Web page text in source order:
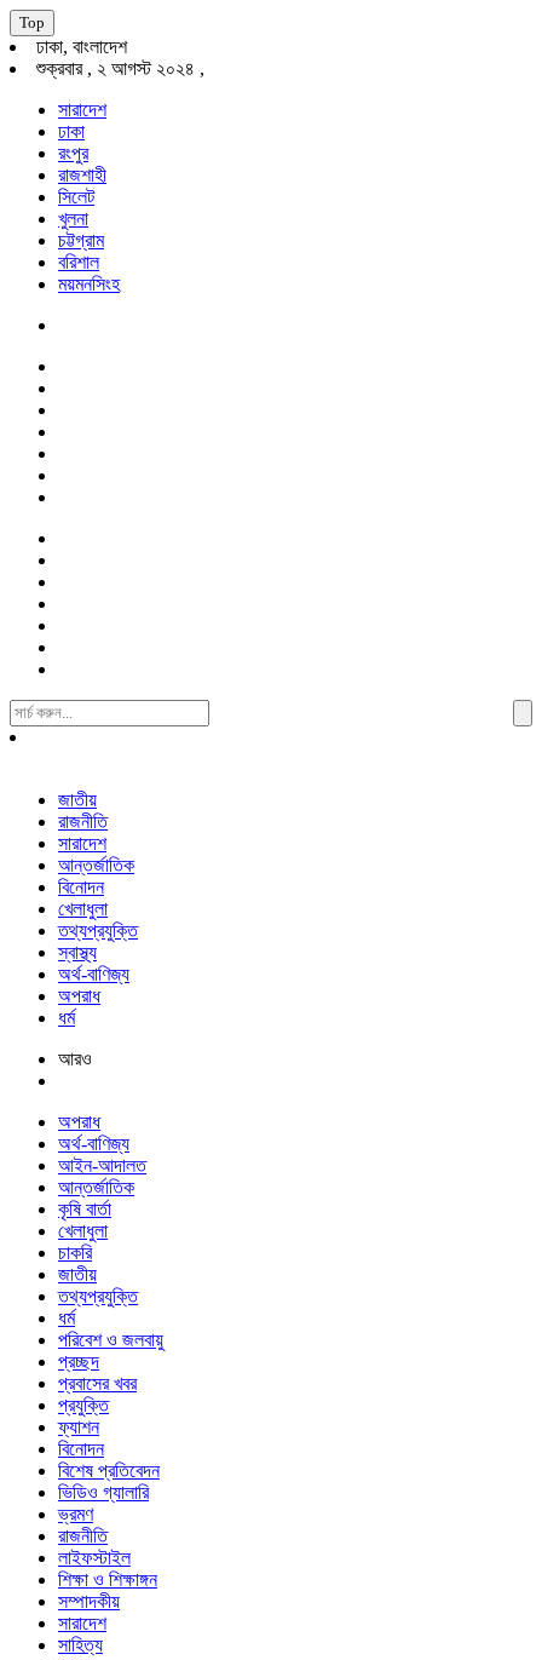
Top
ঢাকা, বাংলাদেশ
শুক্রবার , ২ আগস্ট ২০২৪ ,
সারাদেশ
ঢাকা
রংপুর
রাজশাহী
সিলেট
খুলনা
চট্টগ্রাম
বরিশাল
ময়মনসিংহ
Search
For:
জাতীয়
রাজনীতি
সারাদেশ
আন্তর্জাতিক
বিনোদন
খেলাধুলা
তথ্যপ্রযুক্তি
স্বাস্থ্য
অর্থ-বাণিজ্য
অপরাধ
ধর্ম
আরও
অপরাধ
অর্থ-বাণিজ্য
আইন-আদালত
আন্তর্জাতিক
কৃষি বার্তা
খেলাধুলা
চাকরি
জাতীয়
তথ্যপ্রযুক্তি
ধর্ম
পরিবেশ ও জলবায়ু
প্রচ্ছদ
প্রবাসের খবর
প্রযুক্তি
ফ্যাশন
বিনোদন
বিশেষ প্রতিবেদন
ভিডিও গ্যালারি
ভ্রমণ
রাজনীতি
লাইফস্টাইল
শিক্ষা ও শিক্ষাঙ্গন
সম্পাদকীয়
সারাদেশ
সাহিত্য